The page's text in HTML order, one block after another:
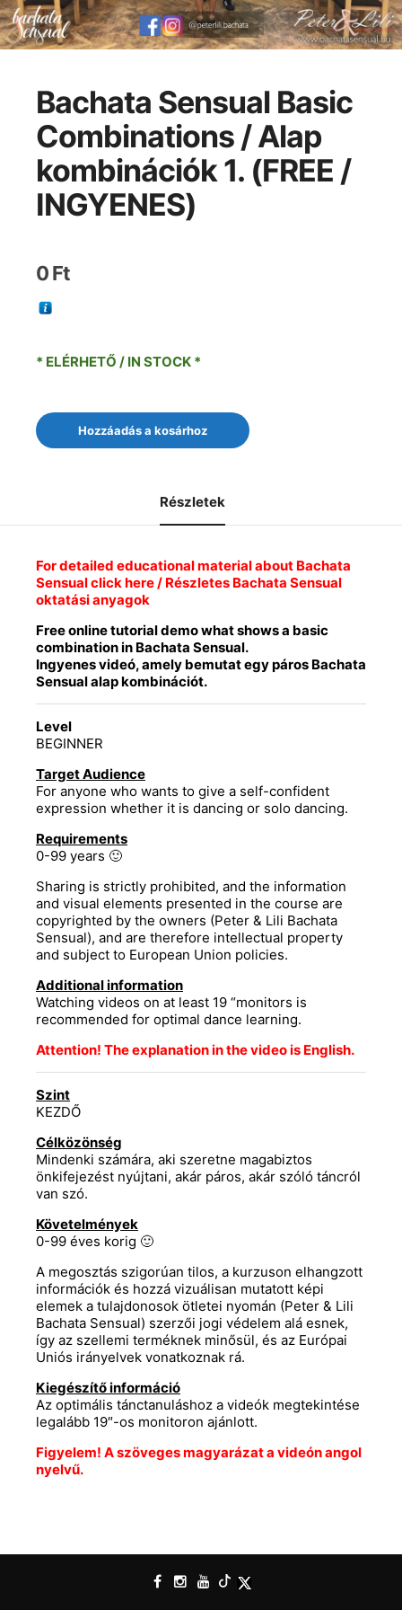
Bachata Sensual Basic
Combinations / Alap
kombinációk 1. (FREE /
INGYENES)
0Ft
* ELÉRHETŐ / IN STOCK *
Bachata
Sensual
kombinációk
(FREE
/
INGYENES)
quantity
Hozzáadás a kosárhoz
Részletek
For detailed educational material about Bachata
Sensual click here / Részletes Bachata Sensual
oktatási anyagok
Free online tutorial demo what shows a basic
combination in Bachata Sensual.
Ingyenes videó, amely bemutat egy páros Bachata
Sensual alap kombinációt.
Level
BEGINNER
Target Audience
For anyone who wants to give a self-confident
expression whether it is dancing or solo dancing.
Requirements
0-99 years 🙂
Sharing is strictly prohibited, and the information
and visual elements presented in the course are
copyrighted by the owners (Peter & Lili Bachata
Sensual), and are therefore intellectual property
and subject to European Union policies.
Additional information
Watching videos on at least 19 “monitors is
recommended for optimal dance learning.
Attention! The explanation in the video is English.
Szint
KEZDŐ
Célközönség
Mindenki számára, aki szeretne magabiztos
önkifejezést nyújtani, akár páros, akár szóló táncról
van szó.
Követelmények
0-99 éves korig 🙂
A megosztás szigorúan tilos, a kurzuson elhangzott
információk és hozzá vizuálisan mutatott képi
elemek a tulajdonosok ötletei nyomán (Peter & Lili
Bachata Sensual) szerzői jogi védelem alá esnek,
így az szellemi terméknek minősül, és az Európai
Uniós irányelvek vonatkoznak rá.
Kiegészítő információ
Az optimális tánctanuláshoz a videók megtekintése
legalább 19″-os monitoron ajánlott.
Figyelem! A szöveges magyarázat a videón angol
nyelvű.